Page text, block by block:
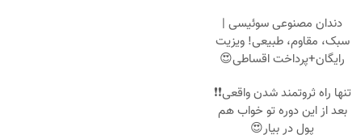
دندان مصنوعی سوئیسی |
سبک، مقاوم، طبیعی! ویزیت
رایگان+پرداخت اقساطی😍
تنها راه ثروتمند شدن واقعی❗❗
بعد از این دوره تو خواب هم
پول در بیار😍